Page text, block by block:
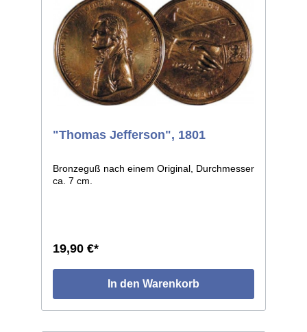
"Thomas Jefferson", 1801
Bronzeguß nach einem Original, Durchmesser
ca. 7 cm.
19,90 €*
In den Warenkorb